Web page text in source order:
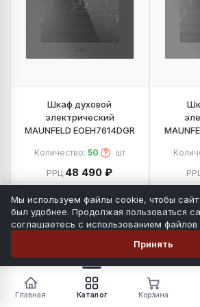
Шкаф духовой
электрический
MAUNFELD EOEH7614DGR
Количество: 50
шт
РРЦ:48 490 ₽
MAUNFELD
- + -
Главная Каталог Корзина
Мы используем файлы cookie, чтобы сайт
был удобнее. Продолжая пользоваться
соглашаетесь с использованием файлов
Принять